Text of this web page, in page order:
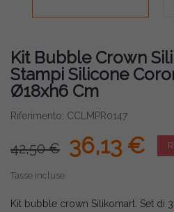
Kit Bubble Crown
Stampi Silicone
Ø18xh6 Cm
Riferimento: CCLMPR0147
42,50 € 36,13 €
Tasse incluse
Kit bubble crown Silikomart. Set di